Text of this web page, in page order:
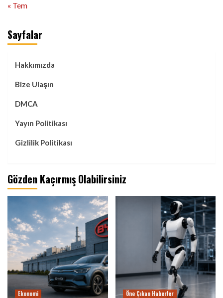
« Tem
Sayfalar
Hakkımızda
Bize Ulaşın
DMCA
Yayın Politikası
Gizlilik Politikası
Gözden Kaçırmış Olabilirsiniz
Ekonomi Öne Çıkan Haberler